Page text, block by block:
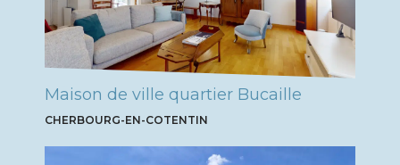
Maison de ville quartier Bucaille
CHERBOURG-EN-COTENTIN